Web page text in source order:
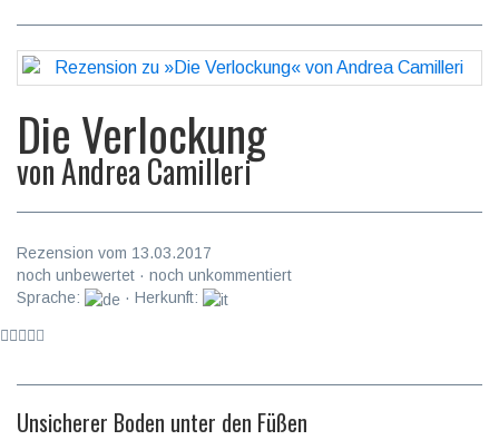
Die Verlockung
vonAndrea Camilleri
Rezension vom 13.03.2017
noch unbewertet · noch unkommentiert
Sprache:
· Herkunft:
Unsicherer Boden unter den Füßen